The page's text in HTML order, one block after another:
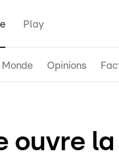
Play
Monde Opinions
ouvre